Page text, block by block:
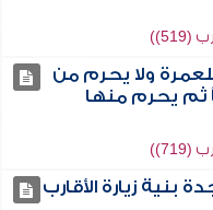
ولا يحرم من
ثم يحرم منها
بنية زيارة الأقارب